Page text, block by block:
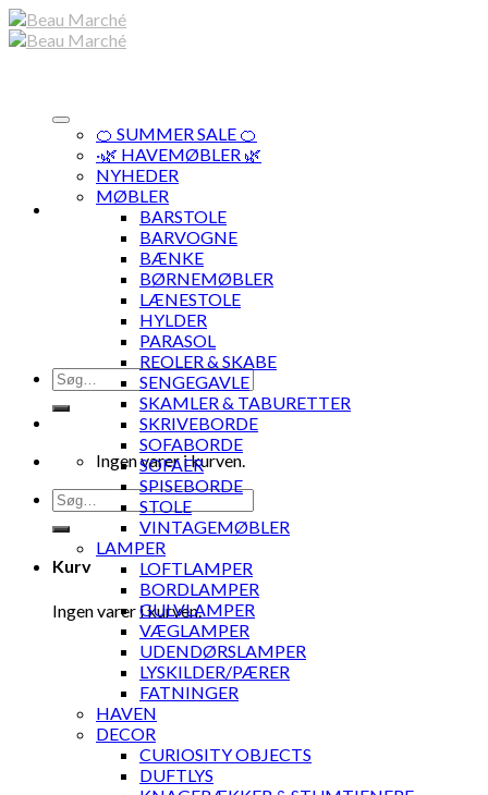
Skip
to
Søg
efter:
Ingen varer i kurven.
Søg
efter:
Kurv
Ingen varer i kurven.
🍊 SUMMER SALE 🍊
·🌿 HAVEMØBLER 🌿
NYHEDER
MØBLER
BARSTOLE
BARVOGNE
BÆNKE
BØRNEMØBLER
LÆNESTOLE
HYLDER
PARASOL
REOLER & SKABE
SENGEGAVLE
SKAMLER & TABURETTER
SKRIVEBORDE
SOFABORDE
SOFAER
SPISEBORDE
STOLE
VINTAGEMØBLER
LAMPER
LOFTLAMPER
BORDLAMPER
GULVLAMPER
VÆGLAMPER
UDENDØRSLAMPER
LYSKILDER/PÆRER
FATNINGER
HAVEN
DECOR
CURIOSITY OBJECTS
DUFTLYS